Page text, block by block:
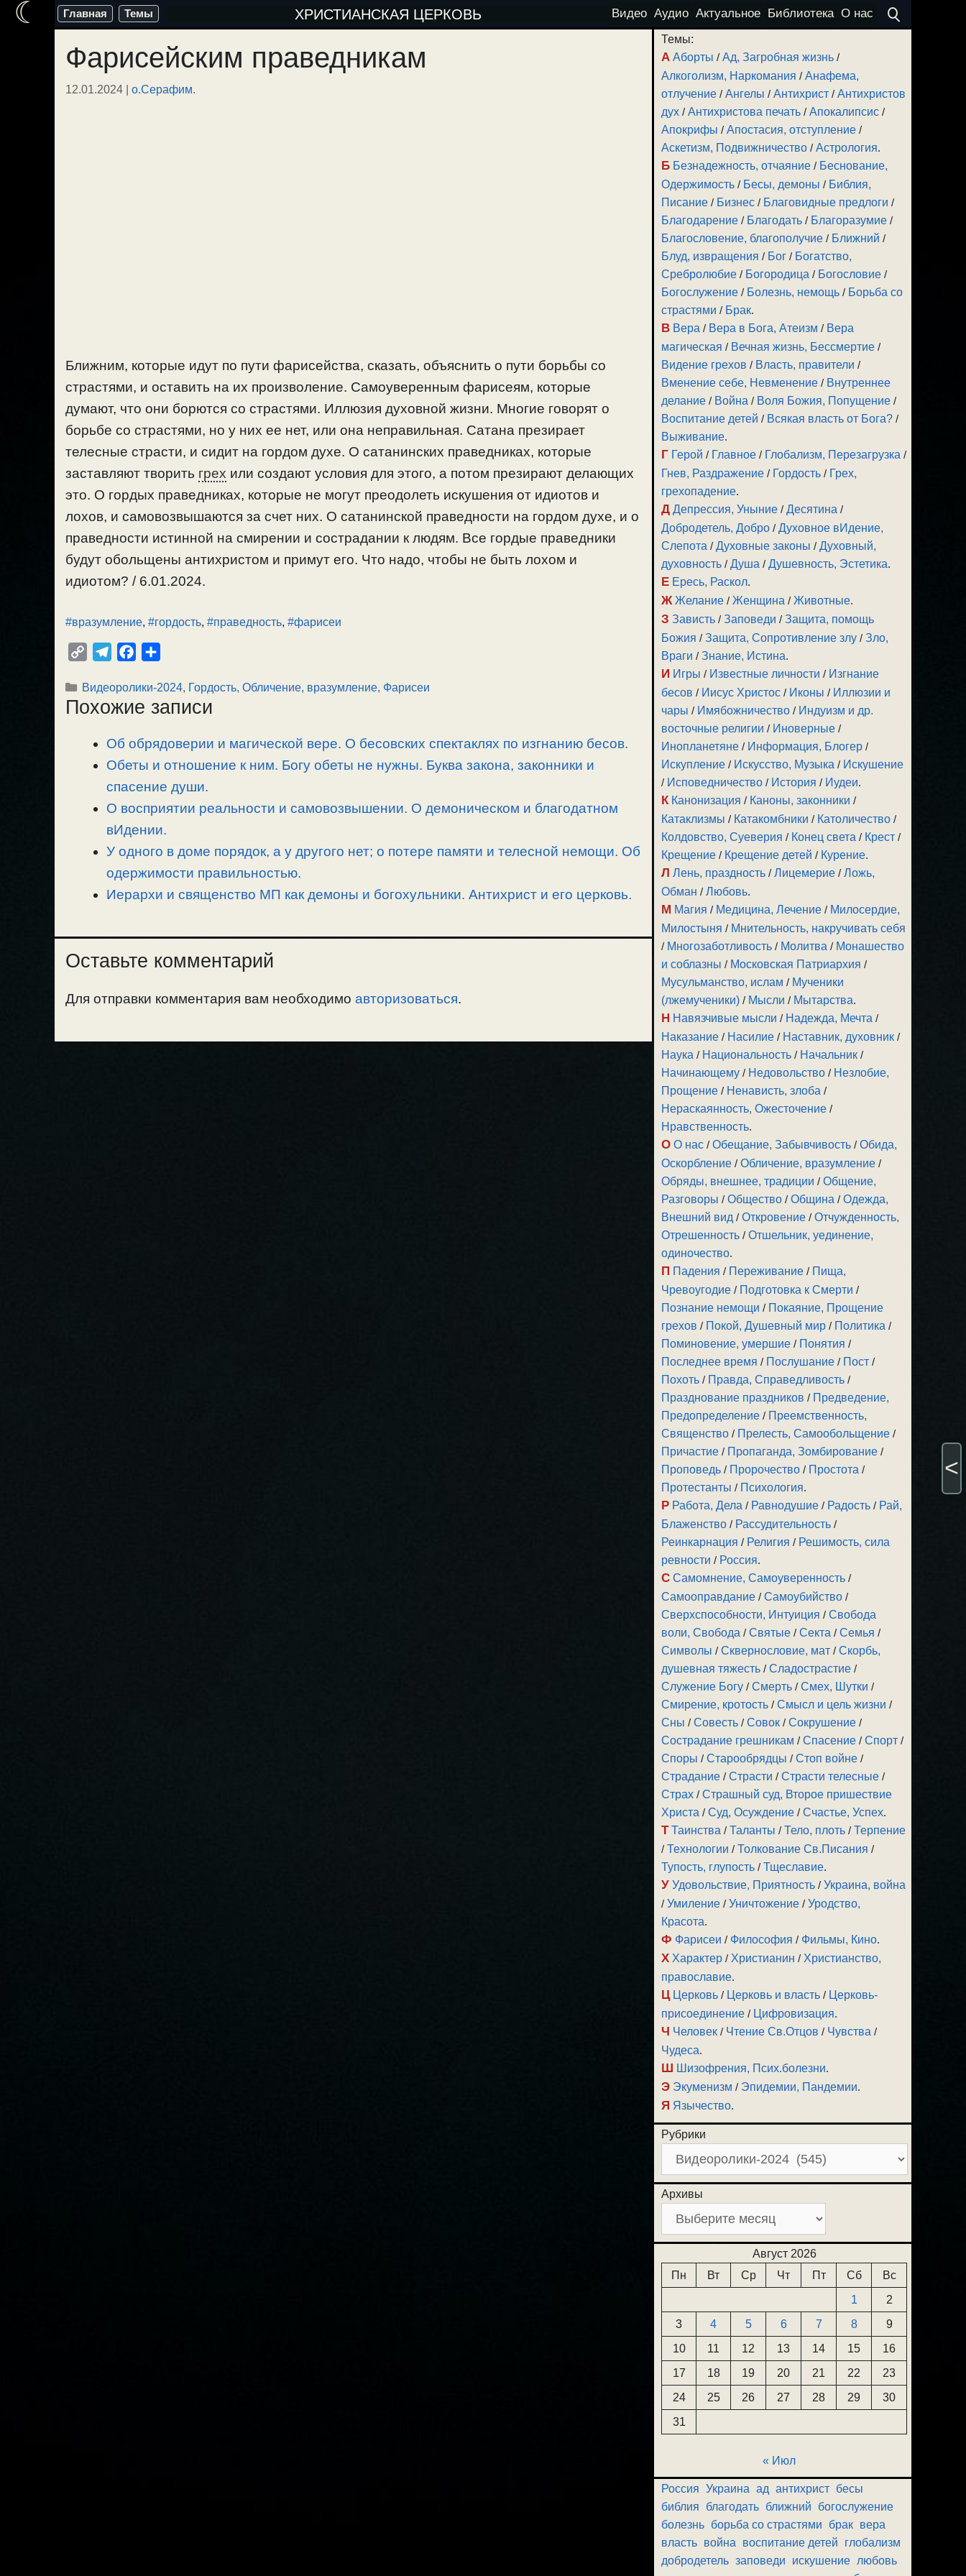
Перейти
содержимому
Главная Темы ХРИСТИАНСКАЯ ЦЕРКОВЬ Видео Аудио Актуальное Библиотека О нас
Фарисейским праведникам
12.01.2024 | о.Серафим.
Ближним, которые идут по пути фарисейства, сказать, объяснить о пути борьбы со
страстями, и оставить на их произволение. Самоуверенным фарисеям, которые
думают, что они борются со страстями. Иллюзия духовной жизни. Многие говорят о
борьбе со страстями, но у них ее нет, или она неправильная. Сатана презирает
телесные страсти, и сидит на гордом духе. О сатанинских праведниках, которые
заставляют творить грех или создают условия для этого, а потом презирают делающих
это. О гордых праведниках, которые не могут преодолеть искушения от идиотов и
лохов, и самовозвышаются за счет них. О сатанинской праведности на гордом духе, и о
праведности истинной на смирении и сострадании к людям. Все гордые праведники
будут обольщены антихристом и примут его. Что надо, чтобы не быть лохом и
идиотом? / 6.01.2024.
#вразумление, #гордость, #праведность, #фарисеи
p
y
l
e
r
a
m
c
e
o
o
k
п
р
в
и
т
Рубрики
Видеоролики-2024, Гордость, Обличение, вразумление, Фарисеи
Похожие записи
Об обрядоверии и магической вере. О бесовских спектаклях по изгнанию бесов.
Обеты и отношение к ним. Богу обеты не нужны. Буква закона, законники и
спасение души.
О восприятии реальности и самовозвышении. О демоническом и благодатном
вИдении.
У одного в доме порядок, а у другого нет; о потере памяти и телесной немощи. Об
одержимости правильностью.
Иерархи и священство МП как демоны и богохульники. Антихрист и его церковь.
Оставьте комментарий
Для отправки комментария вам необходимо авторизоваться.
Темы:
А Аборты /Ад, Загробная жизнь /
Алкоголизм, Наркомания /Анафема,
отлучение /Ангелы /Антихрист /Антихристов
дух /Антихристова печать /Апокалипсис /
Апокрифы /Апостасия, отступление /
Аскетизм, Подвижничество /Астрология.
Б Безнадежность, отчаяние / Беснование,
Одержимость / Бесы, демоны / Библия,
Писание / Бизнес / Благовидные предлоги /
Благодарение / Благодать / Благоразумие /
Благословение, благополучие / Ближний /
Блуд, извращения / Бог / Богатство,
Сребролюбие / Богородица / Богословие /
Богослужение / Болезнь, немощь / Борьба со
страстями / Брак.
В Вера / Вера в Бога, Атеизм / Вера
магическая / Вечная жизнь, Бессмертие /
Видение грехов / Власть, правители /
Вменение себе, Невменение / Внутреннее
делание / Война / Воля Божия, Попущение /
Воспитание детей / Всякая власть от Бога? /
Выживание.
Г Герой / Главное / Глобализм, Перезагрузка /
Гнев, Раздражение / Гордость / Грех,
грехопадение.
Д Депрессия, Уныние /Десятина /
Добродетель, Добро /Духовное вИдение,
Слепота /Духовные законы /Духовный,
духовность /Душа /Душевность, Эстетика.
Е Ересь, Раскол.
Ж Желание /Женщина /Животные.
З Зависть /Заповеди /Защита, помощь
Божия /Защита, Сопротивление злу /Зло,
Враги /Знание, Истина.
И Игры / Известные личности / Изгнание
бесов / Иисус Христос / Иконы / Иллюзии и
чары / Имябожничество / Индуизм и др.
восточные религии / Иноверные /
Инопланетяне / Информация, Блогер /
Искупление / Искусство, Музыка / Искушение
/ Исповедничество / История / Иудеи.
К Канонизация / Каноны, законники /
Катаклизмы / Катакомбники / Католичество /
Колдовство, Суеверия / Конец света / Крест /
Крещение / Крещение детей / Курение.
Л Лень, праздность /Лицемерие /Ложь,
Обман /Любовь.
М Магия / Медицина, Лечение / Милосердие,
Милостыня / Мнительность, накручивать себя
/ Многозаботливость / Молитва / Монашество
и соблазны / Московская Патриархия /
Мусульманство, ислам / Мученики
(лжемученики) / Мысли / Мытарства.
Н Навязчивые мысли / Надежда, Мечта /
Наказание / Насилие / Наставник, духовник /
Наука / Национальность / Начальник /
Начинающему / Недовольство / Незлобие,
Прощение / Ненависть, злоба /
Нераскаянность, Ожесточение /
Нравственность.
О О нас /Обещание, Забывчивость /Обида,
Оскорбление /Обличение, вразумление /
Обряды, внешнее, традиции /Общение,
Разговоры /Общество /Община /Одежда,
Внешний вид /Откровение /Отчужденность,
Отрешенность /Отшельник, уединение,
одиночество.
П Падения / Переживание / Пища,
Чревоугодие / Подготовка к Смерти /
Познание немощи / Покаяние, Прощение
грехов / Покой, Душевный мир / Политика /
Поминовение, умершие / Понятия /
Последнее время / Послушание / Пост /
Похоть / Правда, Справедливость /
Празднование праздников / Предведение,
Предопределение / Преемственность,
Священство / Прелесть, Самообольщение /
Причастие / Пропаганда, Зомбирование /
Проповедь / Пророчество / Простота /
Протестанты / Психология.
Р Работа, Дела / Равнодушие / Радость / Рай,
Блаженство / Рассудительность /
Реинкарнация / Религия / Решимость, сила
ревности / Россия.
С Самомнение, Самоуверенность /
Самооправдание /Самоубийство /
Сверхспособности, Интуиция /Свобода
воли, Свобода /Святые /Секта /Семья /
Символы /Сквернословие, мат /Скорбь,
душевная тяжесть /Сладострастие /
Служение Богу /Смерть /Смех, Шутки /
Смирение, кротость /Смысл и цель жизни /
Сны /Совесть /Совок /Сокрушение /
Сострадание грешникам /Спасение /Спорт /
Споры /Старообрядцы /Стоп войне /
Страдание /Страсти /Страсти телесные /
Страх /Страшный суд, Второе пришествие
Христа /Суд, Осуждение /Счастье, Успех.
Т Таинства /Таланты /Тело, плоть /Терпение
/Технологии /Толкование Св.Писания /
Тупость, глупость /Тщеславие.
У Удовольствие, Приятность /Украина, война
/Умиление /Уничтожение /Уродство,
Красота.
Ф Фарисеи / Философия / Фильмы, Кино.
Х Характер / Христианин / Христианство,
православие.
Ц Церковь / Церковь и власть / Церковь-
присоединение / Цифровизация.
Ч Человек / Чтение Св.Отцов / Чувства /
Чудеса.
Ш Шизофрения, Псих.болезни.
Э Экуменизм / Эпидемии, Пандемии.
Я Язычество.
Рубрики
Архивы
Август 2026
Пн
Вт Ср Чт Пт Сб
Вс
1
2
3
4 5 6 7 8
9
10
11 12 13 14 15
16
17
18 19 20 21 22
23
24
25 26 27 28 29
30
31
« Июл
Россия Украина ад антихрист бесы
библия
благодать ближний
богослужение
болезнь борьба со страстями брак вера
власть война воспитание детей
глобализм
добродетель заповеди искушение любовь
☾
<